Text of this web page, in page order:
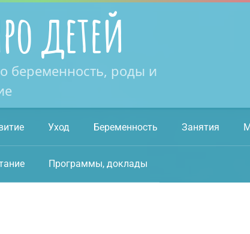
детей
беременность, роды и
Уход Беременность Занятия
Программы, доклады